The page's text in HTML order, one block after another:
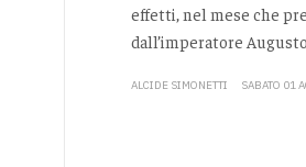
effetti, nel mese che
dall’imperatore Augusto
ALCIDE SIMONETTI SABATO 01